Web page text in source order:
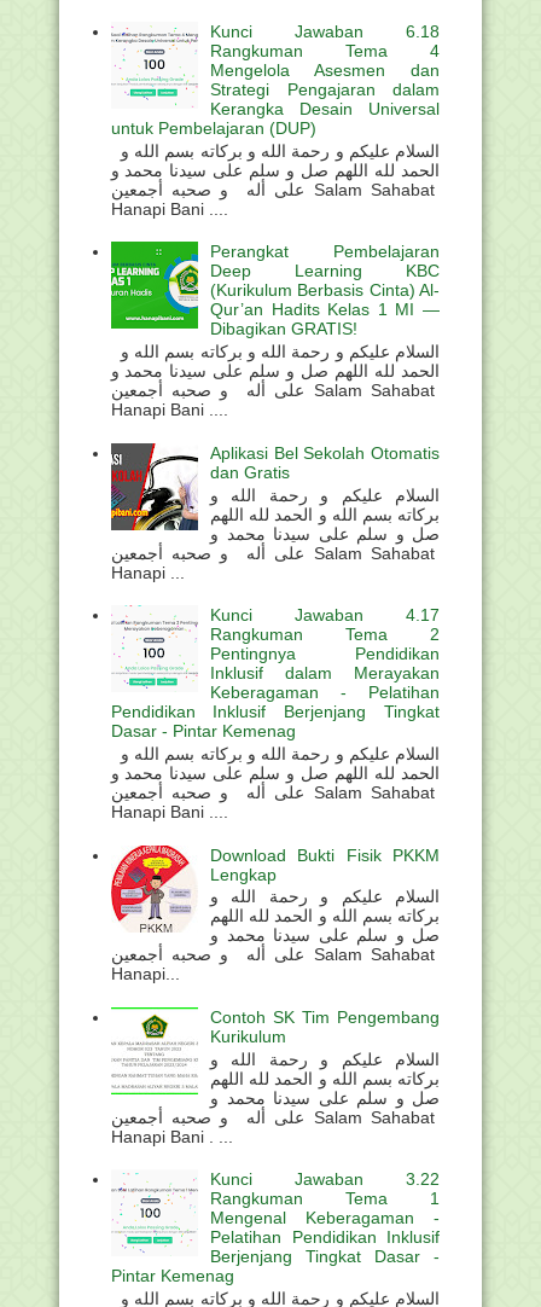
Kunci Jawaban 6.18
Rangkuman Tema 4
Mengelola Asesmen dan
Strategi Pengajaran dalam
Kerangka Desain Universal
untuk Pembelajaran (DUP)
الحمد لله اللهم صل و سلم على سيدنا محمد و
على أله و صحبه أجمعين Salam Sahabat
Hanapi Bani ....
Perangkat Pembelajaran
Deep Learning KBC
(Kurikulum Berbasis Cinta) Al-
Qur’an Hadits Kelas 1 MI —
Dibagikan GRATIS!
الحمد لله اللهم صل و سلم على سيدنا محمد و
على أله و صحبه أجمعين Salam Sahabat
Hanapi Bani ....
Aplikasi Bel Sekolah Otomatis
dan Gratis
السلام عليكم و رحمة الله و
بركاته بسم الله و الحمد لله اللهم
صل و سلم على سيدنا محمد و
على أله و صحبه أجمعين Salam Sahabat
Hanapi ...
Kunci Jawaban 4.17
Rangkuman Tema 2
Pentingnya Pendidikan
Inklusif dalam Merayakan
Keberagaman - Pelatihan
Pendidikan Inklusif Berjenjang Tingkat
Dasar - Pintar Kemenag
الحمد لله اللهم صل و سلم على سيدنا محمد و
على أله و صحبه أجمعين Salam Sahabat
Hanapi Bani ....
Download Bukti Fisik PKKM
Lengkap
السلام عليكم و رحمة الله و
بركاته بسم الله و الحمد لله اللهم
صل و سلم على سيدنا محمد و
على أله و صحبه أجمعين Salam Sahabat
Hanapi...
Contoh SK Tim Pengembang
Kurikulum
السلام عليكم و رحمة الله و
بركاته بسم الله و الحمد لله اللهم
صل و سلم على سيدنا محمد و
على أله و صحبه أجمعين Salam Sahabat
Hanapi Bani . ...
Kunci Jawaban 3.22
Rangkuman Tema 1
Mengenal Keberagaman -
Pelatihan Pendidikan Inklusif
Berjenjang Tingkat Dasar -
Pintar Kemenag